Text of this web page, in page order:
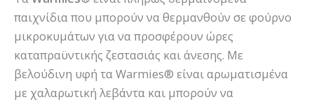
παιχνίδια που μπορούν να θερμανθούν σε φούρνο
μικροκυμάτων για να προσφέρουν ώρες
καταπραϋντικής ζεστασιάς και άνεσης. Με
βελούδινη υφή τα Warmies® είναι αρωματισμένα
με χαλαρωτική λεβάντα και μπορούν να